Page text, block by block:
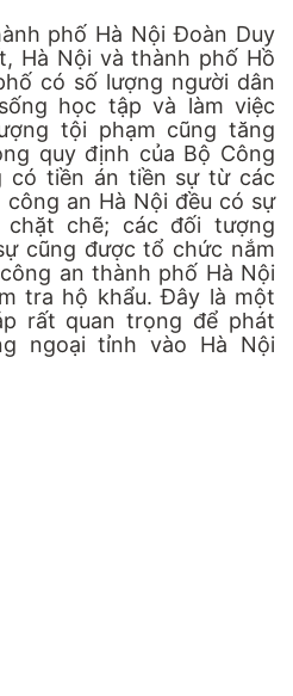
phố Hà Nội Đoàn Duy
Hà Nội và thành phố Hồ
có số lượng người dân
học tập và làm việc
tội phạm cũng tăng
quy định của Bộ Công
có tiền án tiền sự từ các
an Hà Nội đều có sự
chẽ; các đối tượng
cũng được tổ chức nắm
an thành phố Hà Nội
tra hộ khẩu. Đây là một
rất quan trọng để phát
ngoại tỉnh vào Hà Nội